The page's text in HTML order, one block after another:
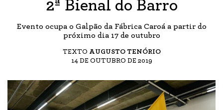
2ª Bienal do Barro
Evento ocupa o Galpão da Fábrica Caroá a partir do
próximo dia 17 de outubro
TEXTO AUGUSTO TENÓRIO
14 DE OUTUBRO DE 2019